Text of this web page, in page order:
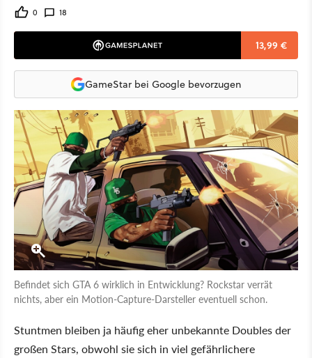
0 18
13,99 €
GameStar bei Google bevorzugen
Befindet sich GTA 6 wirklich in Entwicklung? Rockstar verrät
nichts, aber ein Motion-Capture-Darsteller eventuell schon.
Stuntmen bleiben ja häufig eher unbekannte Doubles der
großen Stars, obwohl sie sich in viel gefährlichere